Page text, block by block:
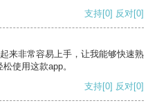
支持[0] 反对[0]
来非常容易上手，让我能够快速熟
使用这款app。
支持[0] 反对[0]